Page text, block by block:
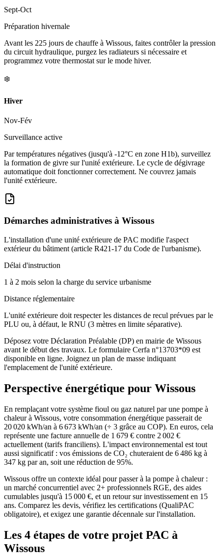
Sept-Oct
Préparation hivernale
Avant les 225 jours de chauffe à Wissous, faites contrôler la pression
du circuit hydraulique, purgez les radiateurs si nécessaire et
programmez votre thermostat sur le mode hiver.
❄️
Hiver
Nov-Fév
Surveillance active
Par températures négatives (jusqu'à -12°C en zone H1b), surveillez
la formation de givre sur l'unité extérieure. Le cycle de dégivrage
automatique doit fonctionner correctement. Ne couvrez jamais
l'unité extérieure.
Démarches administratives à Wissous
L'installation d'une unité extérieure de PAC modifie l'aspect
extérieur du bâtiment (article R421-17 du Code de l'urbanisme).
Délai d'instruction
1 à 2 mois selon la charge du service urbanisme
Distance réglementaire
L'unité extérieure doit respecter les distances de recul prévues par le
PLU ou, à défaut, le RNU (3 mètres en limite séparative).
Déposez votre Déclaration Préalable (DP) en mairie de Wissous
avant le début des travaux. Le formulaire Cerfa n°13703*09 est
disponible en ligne. Joignez un plan de masse indiquant
l'emplacement de l'unité extérieure.
Perspective énergétique pour Wissous
En remplaçant votre système fioul ou gaz naturel par une pompe à
chaleur à Wissous, votre consommation énergétique passerait de
20 020 kWh/an à 6 673 kWh/an (÷ 3 grâce au COP). En euros, cela
représente une facture annuelle de 1 679 € contre 2 002 €
actuellement (tarifs franciliens). L'impact environnemental est tout
aussi significatif : vos émissions de CO₂ chuteraient de 6 486 kg à
347 kg par an, soit une réduction de 95%.
Wissous offre un contexte idéal pour passer à la pompe à chaleur :
un marché concurrentiel avec 2+ professionnels RGE, des aides
cumulables jusqu'à 15 000 €, et un retour sur investissement en 15
ans. Comparez les devis, vérifiez les certifications (QualiPAC
obligatoire), et exigez une garantie décennale sur l'installation.
Les 4 étapes de votre projet PAC à
Wissous